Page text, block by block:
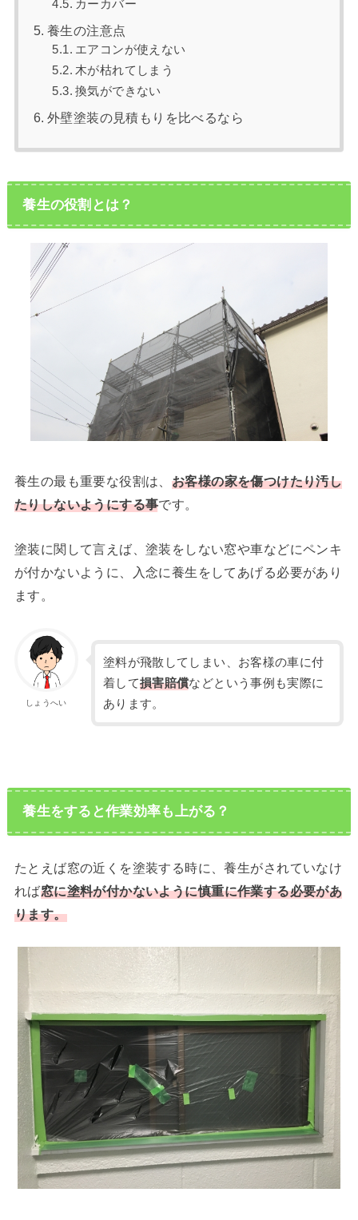
カーカバー
養生の注意点
エアコンが使えない
木が枯れてしまう
換気ができない
外壁塗装の見積もりを比べるなら
養生の役割とは？
養生の最も重要な役割は、 お客様の家を傷つけたり汚し
たりしないようにする事です。
塗装に関して言えば、塗装をしない窓や車などにペンキ
が付かないように、入念に養生をしてあげる必要があり
ます。
しょうへい
塗料が飛散してしまい、お客様の車に付
着して損害賠償などという事例も実際に
あります。
養生をすると作業効率も上がる？
たとえば窓の近くを塗装する時に、養生がされていなけ
れば窓に塗料が付かないように慎重に作業する必要があ
ります。